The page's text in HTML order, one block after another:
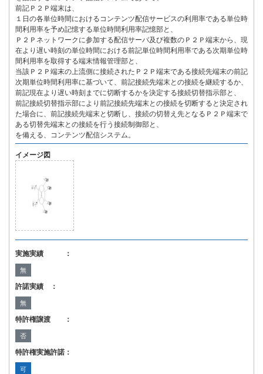
前記Ｐ２Ｐ端末は、
１日の各単位時間におけるコンテンツ配信サービスの利用率である単位時
間利用率を予め記憶する単位時間利用率記憶部と、
Ｐ２Ｐネットワークに参加する配信サーバ及び複数のＰ２Ｐ端末から、現
在より遅い時刻の単位時間における前記単位時間利用率である次期単位時
間利用率を取得する端末情報管理部と、
当該Ｐ２Ｐ端末の上流側に接続されたＰ２Ｐ端末である接続先端末の前記
次期単位時間利用率に基づいて、前記接続先端末との接続を継続するか、
前記現在より遅い時刻までに切断するかを決定する接続切替指示部と、
前記接続切替指示部により前記接続先端末との接続を切断すると決定され
た場合に、前記接続先端末と切断し、接続の切替え先となるＰ２Ｐ端末で
ある切替先端末との接続を行う接続制御部と、
を備える、コンテンツ配信システム。
イメージ図
実施実績 ：
無
許諾実績 ：
無
特許権譲渡 ：
否
特許権実施許諾：
可